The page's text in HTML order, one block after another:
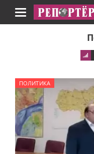
Навигация
ПОЛИТИКА